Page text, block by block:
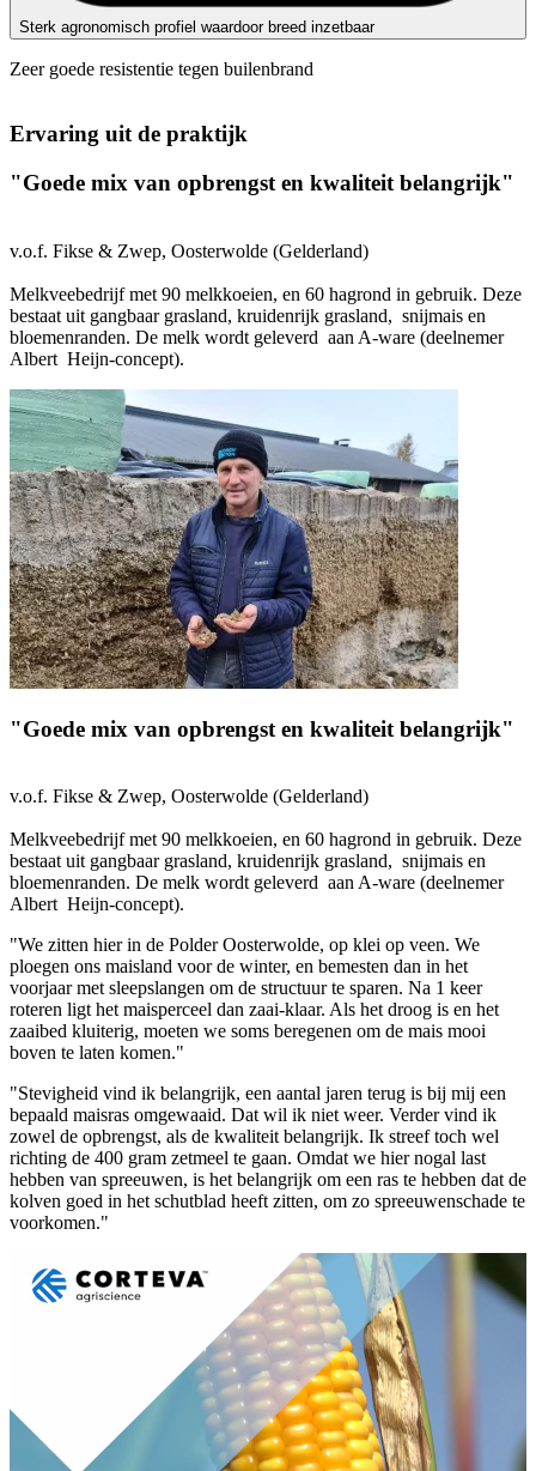
Sterk agronomisch profiel waardoor breed inzetbaar
Zeer goede resistentie tegen builenbrand
Ervaring uit de praktijk
"Goede mix van opbrengst en kwaliteit belangrijk"
v.o.f. Fikse & Zwep, Oosterwolde (Gelderland)
Melkveebedrijf met 90 melkkoeien, en 60 hagrond in gebruik. Deze
bestaat uit gangbaar grasland, kruidenrijk grasland, snijmais en
bloemenranden. De melk wordt geleverd aan A-ware (deelnemer
Albert Heijn-concept).
"Goede mix van opbrengst en kwaliteit belangrijk"
v.o.f. Fikse & Zwep, Oosterwolde (Gelderland)
Melkveebedrijf met 90 melkkoeien, en 60 hagrond in gebruik. Deze
bestaat uit gangbaar grasland, kruidenrijk grasland, snijmais en
bloemenranden. De melk wordt geleverd aan A-ware (deelnemer
Albert Heijn-concept).
"We zitten hier in de Polder Oosterwolde, op klei op veen. We
ploegen ons maisland voor de winter, en bemesten dan in het
voorjaar met sleepslangen om de structuur te sparen. Na 1 keer
roteren ligt het maisperceel dan zaai-klaar. Als het droog is en het
zaaibed kluiterig, moeten we soms beregenen om de mais mooi
boven te laten komen."
"Stevigheid vind ik belangrijk, een aantal jaren terug is bij mij een
bepaald maisras omgewaaid. Dat wil ik niet weer. Verder vind ik
zowel de opbrengst, als de kwaliteit belangrijk. Ik streef toch wel
richting de 400 gram zetmeel te gaan. Omdat we hier nogal last
hebben van spreeuwen, is het belangrijk om een ras te hebben dat de
kolven goed in het schutblad heeft zitten, om zo spreeuwenschade te
voorkomen."